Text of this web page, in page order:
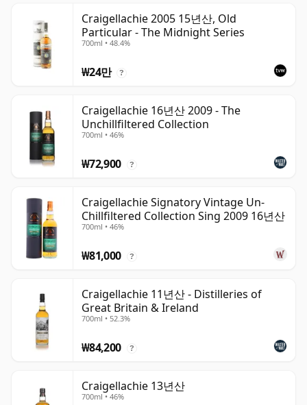
Craigellachie 2005 15년산, Old
Particular - The Midnight Series
700ml • 48.4%
₩24만 ?
Craigellachie 16년산 2009 - The
Unchillfiltered Collection
700ml • 46%
₩72,900 ?
Craigellachie Signatory Vintage Un-
Chillfiltered Collection Sing 2009 16년산
700ml • 46%
₩81,000 ?
Craigellachie 11년산 - Distilleries of
Great Britain & Ireland
700ml • 52.3%
₩84,200 ?
Craigellachie 13년산
700ml • 46%